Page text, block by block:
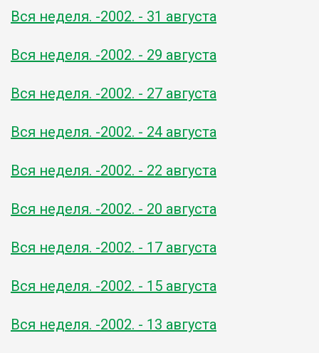
Вся неделя. -2002. - 31 августа
Вся неделя. -2002. - 29 августа
Вся неделя. -2002. - 27 августа
Вся неделя. -2002. - 24 августа
Вся неделя. -2002. - 22 августа
Вся неделя. -2002. - 20 августа
Вся неделя. -2002. - 17 августа
Вся неделя. -2002. - 15 августа
Вся неделя. -2002. - 13 августа